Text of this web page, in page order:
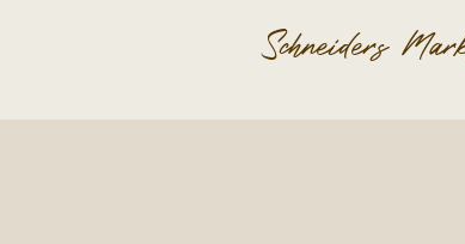
Schneiders